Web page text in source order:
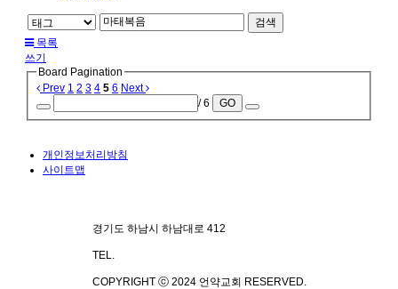
검색
목록
쓰기
Board Pagination
Prev 1 2 3 4 5 6 Next
/ 6
GO
개인정보처리방침
사이트맵
경기도 하남시 하남대로 412
TEL.
COPYRIGHT ⓒ 2024 언약교회 RESERVED.